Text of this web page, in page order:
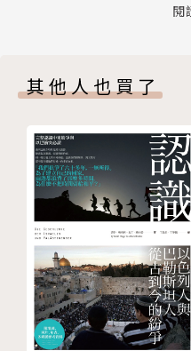
理察．大衛．普列希特
哲學家、政論家、作家
於德國索林根市。一九
位，其後幾乎任職過德
加哥論壇報（Chicago
身兼呂訥堡大學（
g）的哲學名譽教授，以
（Hochschule für
哲學與美學名譽教授。
二○○○年榮獲生物醫學
盧登夏德》（Lenin
啟蒙運動時代的哲學
空白的蠟板
所有人的幸福
瓦解中的老屋
公共理性
德國觀念論的哲學
在精神的寰宇中
我心裡的道德法則
至高的觀點
靈魂世界或者世界靈魂？
閱
其他人也買了